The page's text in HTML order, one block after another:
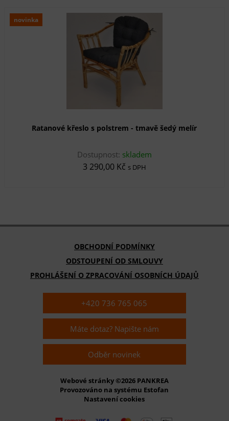
novinka
Ratanové křeslo s polstrem - tmavě šedý melír
Dostupnost: skladem
3 290,00 Kč s DPH
OBCHODNÍ PODMÍNKY
ODSTOUPENÍ OD SMLOUVY
PROHLÁŠENÍ O ZPRACOVÁNÍ OSOBNÍCH ÚDAJŮ
+420 736 765 065
Máte dotaz? Napište nám
Odběr novinek
Webové stránky ©2026 PANKREA
Provozováno na systému Estofan
Nastavení cookies